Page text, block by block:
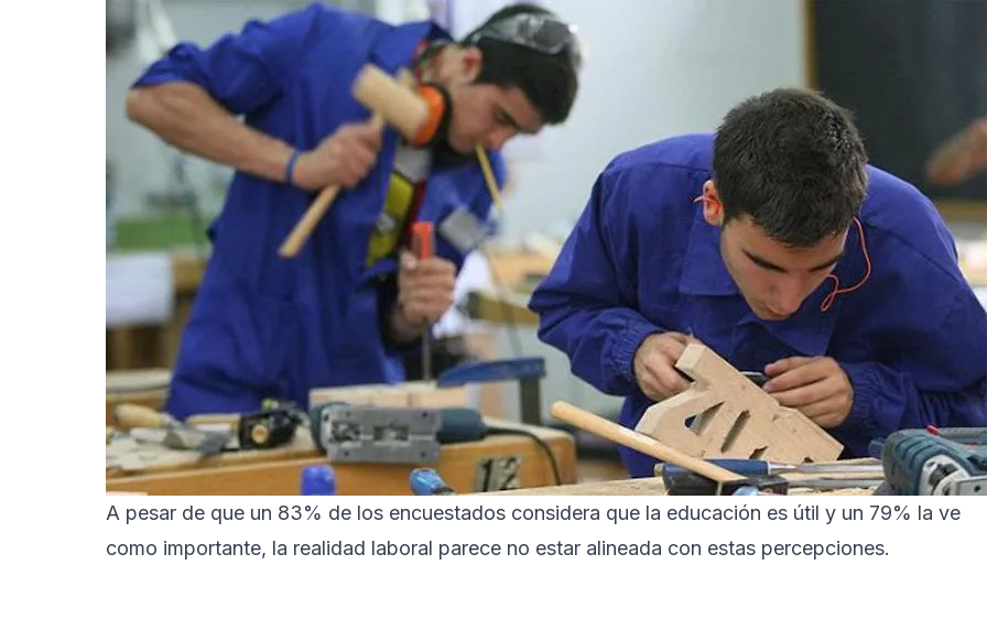
A pesar de que un 83% de los encuestados considera que la educación es útil y un 79% la ve
como importante, la realidad laboral parece no estar alineada con estas percepciones.